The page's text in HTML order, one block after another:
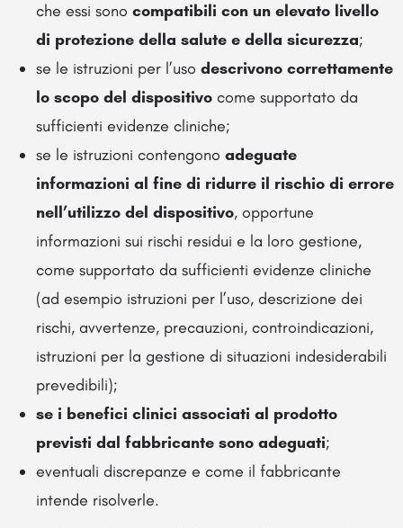
che essi sono compatibili con un elevato livello
di protezione della salute e della sicurezza;
se le istruzioni per l’uso descrivono correttamente
lo scopo del dispositivo come supportato da
sufficienti evidenze cliniche;
se le istruzioni contengono adeguate
informazioni al fine di ridurre il rischio di errore
nell’utilizzo del dispositivo, opportune
informazioni sui rischi residui e la loro gestione,
come supportato da sufficienti evidenze cliniche
(ad esempio istruzioni per l’uso, descrizione dei
rischi, avvertenze, precauzioni, controindicazioni,
istruzioni per la gestione di situazioni indesiderabili
prevedibili);
se i benefici clinici associati al prodotto
previsti dal fabbricante sono adeguati;
eventuali discrepanze e come il fabbricante
intende risolverle.